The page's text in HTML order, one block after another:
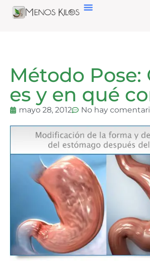
Método Pose:
es y en qué
mayo 28, 2012 No hay